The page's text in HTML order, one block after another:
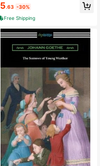
5.63 -30%
Free Shipping